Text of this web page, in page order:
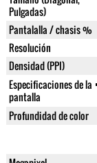
Pulgadas)
Pantalalla / chasis %
Resolución
Densidad (PPI)
Especificaciones de la
pantalla
Profundidad de color